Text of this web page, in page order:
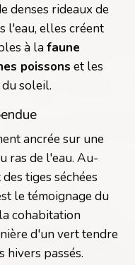
denses rideaux de
l'eau, elles créent
à lafaune
poissons et les
soleil.
ancrée sur une
ras de l'eau. Au-
tiges séchées
le témoignage du
cohabitation
d'un vert tendre
hivers passés.